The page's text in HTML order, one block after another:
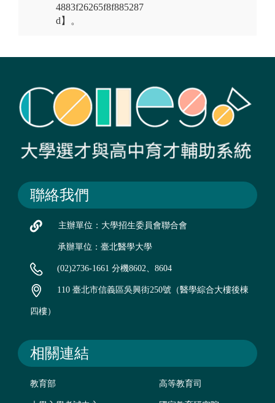
4883f26265f8f885287
d】。
聯絡我們
主辦單位：大學招生委員會聯合會
承辦單位：臺北醫學大學
(02)2736-1661 分機8602、8604
110 臺北市信義區吳興街250號（醫學綜合大樓後棟
四樓）
相關連結
教育部 高等教育司